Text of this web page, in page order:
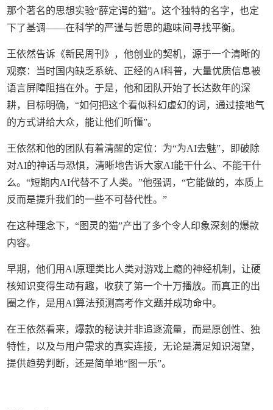
那个著名的思想实验“薛定谔的猫”。这个独特的名字，也定
下了基调——在科学的严谨与哲思的趣味间寻找平衡。
王依然告诉《新民周刊》，他创业的契机，源于一个清晰的
观察：当时国内缺乏系统、正经的AI科普，大量优质信息被
语言屏障阻挡在外。于是，他和团队开始了长达数年的深
耕，目标明确，“如何把这个看似科幻虚幻的词，通过接地气
的方式讲给大众，能让他们听懂”。
王依然和他的团队有着清醒的定位：为“为AI去魅”，即破除
对AI的神话与恐惧，清晰地告诉大家AI能干什么、不能干什
么。“短期内AI代替不了人类。”他强调，“它能做的，本质上
反而是提升我们的一些不可替代性。”
在这种理念下，“图灵的猫”产出了多个令人印象深刻的爆款
内容。
早期，他们用AI原理类比人类对游戏上瘾的神经机制，让硬
核知识变得生动有趣，收获了第一个十万播放。而真正的出
圈之作，是用AI算法预测高考作文题并成功命中。
在王依然看来，爆款的秘诀并非追逐流量，而是原创性、独
特性，以及与用户需求的真实连接，无论是满足知识渴望，
提供趋势判断，还是简单地“图一乐”。